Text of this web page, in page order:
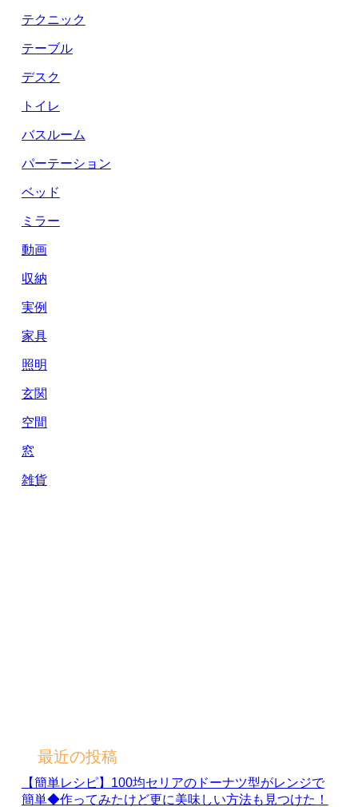
テクニック
テーブル
デスク
トイレ
バスルーム
パーテーション
ベッド
ミラー
動画
収納
実例
家具
照明
玄関
空間
窓
雑貨
最近の投稿
【簡単レシピ】100均セリアのドーナツ型がレンジで
簡単◆作ってみたけど更に美味しい方法も見つけた！